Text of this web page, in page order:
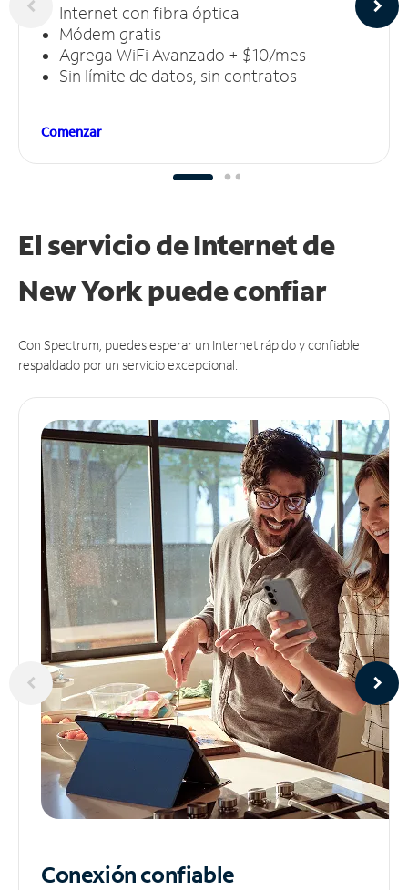
Internet con fibra óptica
Módem gratis
Agrega WiFi Avanzado + $10/mes
Sin límite de datos, sin contratos
Comenzar
El servicio de Internet de
New York puedeconfiar
Con Spectrum, puedes esperar un Internet rápido y confiable
respaldado por un servicio excepcional.
Conexión confiable